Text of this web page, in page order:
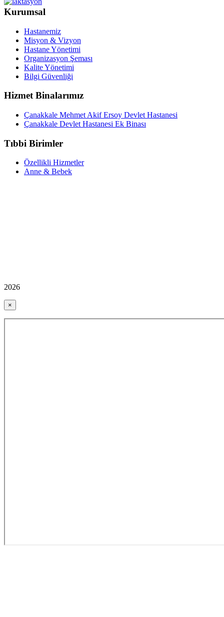
Kurumsal
Hastanemiz
Misyon & Vizyon
Hastane Yönetimi
Organizasyon Şeması
Kalite Yönetimi
Bilgi Güvenliği
Hizmet Binalarımız
Çanakkale Mehmet Akif Ersoy Devlet Hastanesi
Çanakkale Devlet Hastanesi Ek Binası
Tıbbi Birimler
Özellikli Hizmetler
Anne & Bebek
2026
×